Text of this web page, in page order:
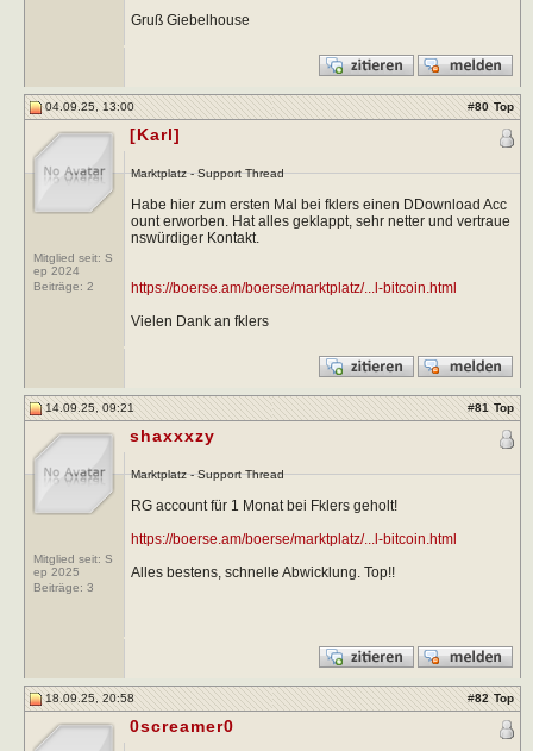
Gruß Giebelhouse
04.09.25, 13:00 #80 Top
Mitglied seit: S
ep 2024
Beiträge: 2
[Karl]
Marktplatz - Support Thread
Habe hier zum ersten Mal bei fklers einen DDownload Acc
ount erworben. Hat alles geklappt, sehr netter und vertraue
nswürdiger Kontakt.
https://boerse.am/boerse/marktplatz/...l-bitcoin.html
Vielen Dank an fklers
14.09.25, 09:21 #81 Top
Mitglied seit: S
ep 2025
Beiträge: 3
shaxxxzy
Marktplatz - Support Thread
RG account für 1 Monat bei Fklers geholt!
https://boerse.am/boerse/marktplatz/...l-bitcoin.html
Alles bestens, schnelle Abwicklung. Top!!
18.09.25, 20:58 #82 Top
0screamer0